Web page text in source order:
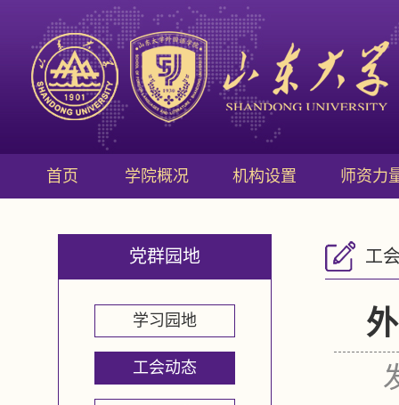
首页 学院概况 机构设置 师资力
党群园地
学习园地
工会动态
工